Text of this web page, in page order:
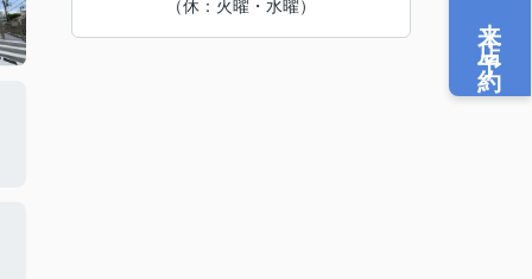
（休：火曜・水曜）
来店予約